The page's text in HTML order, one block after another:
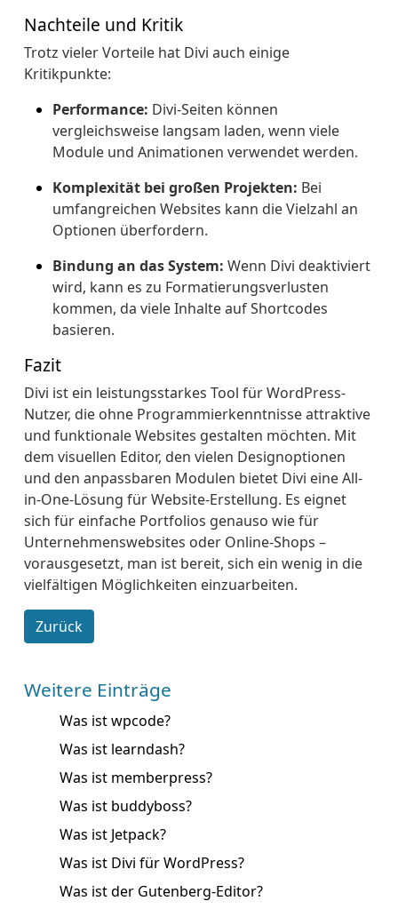
Nachteile und Kritik
Trotz vieler Vorteile hat Divi auch einige
Kritikpunkte:
Performance: Divi-Seiten können
vergleichsweise langsam laden, wenn viele
Module und Animationen verwendet werden.
Komplexität bei großen Projekten: Bei
umfangreichen Websites kann die Vielzahl an
Optionen überfordern.
Bindung an das System: Wenn Divi deaktiviert
wird, kann es zu Formatierungsverlusten
kommen, da viele Inhalte auf Shortcodes
basieren.
Fazit
Divi ist ein leistungsstarkes Tool für WordPress-
Nutzer, die ohne Programmierkenntnisse attraktive
und funktionale Websites gestalten möchten. Mit
dem visuellen Editor, den vielen Designoptionen
und den anpassbaren Modulen bietet Divi eine All-
in-One-Lösung für Website-Erstellung. Es eignet
sich für einfache Portfolios genauso wie für
Unternehmenswebsites oder Online-Shops –
vorausgesetzt, man ist bereit, sich ein wenig in die
vielfältigen Möglichkeiten einzuarbeiten.
Zurück
Weitere Einträge
Was ist wpcode?
Was ist learndash?
Was ist memberpress?
Was ist buddyboss?
Was ist Jetpack?
Was ist Divi für WordPress?
Was ist der Gutenberg-Editor?